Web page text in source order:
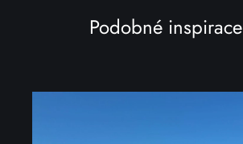
Podobné inspirace